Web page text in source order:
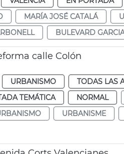
MARÍA JOSÉ CATALÁ
BULEVARD
calle Colón
URBANISMO TODAS LAS
TEMÁTICA NORMAL
URBANISME